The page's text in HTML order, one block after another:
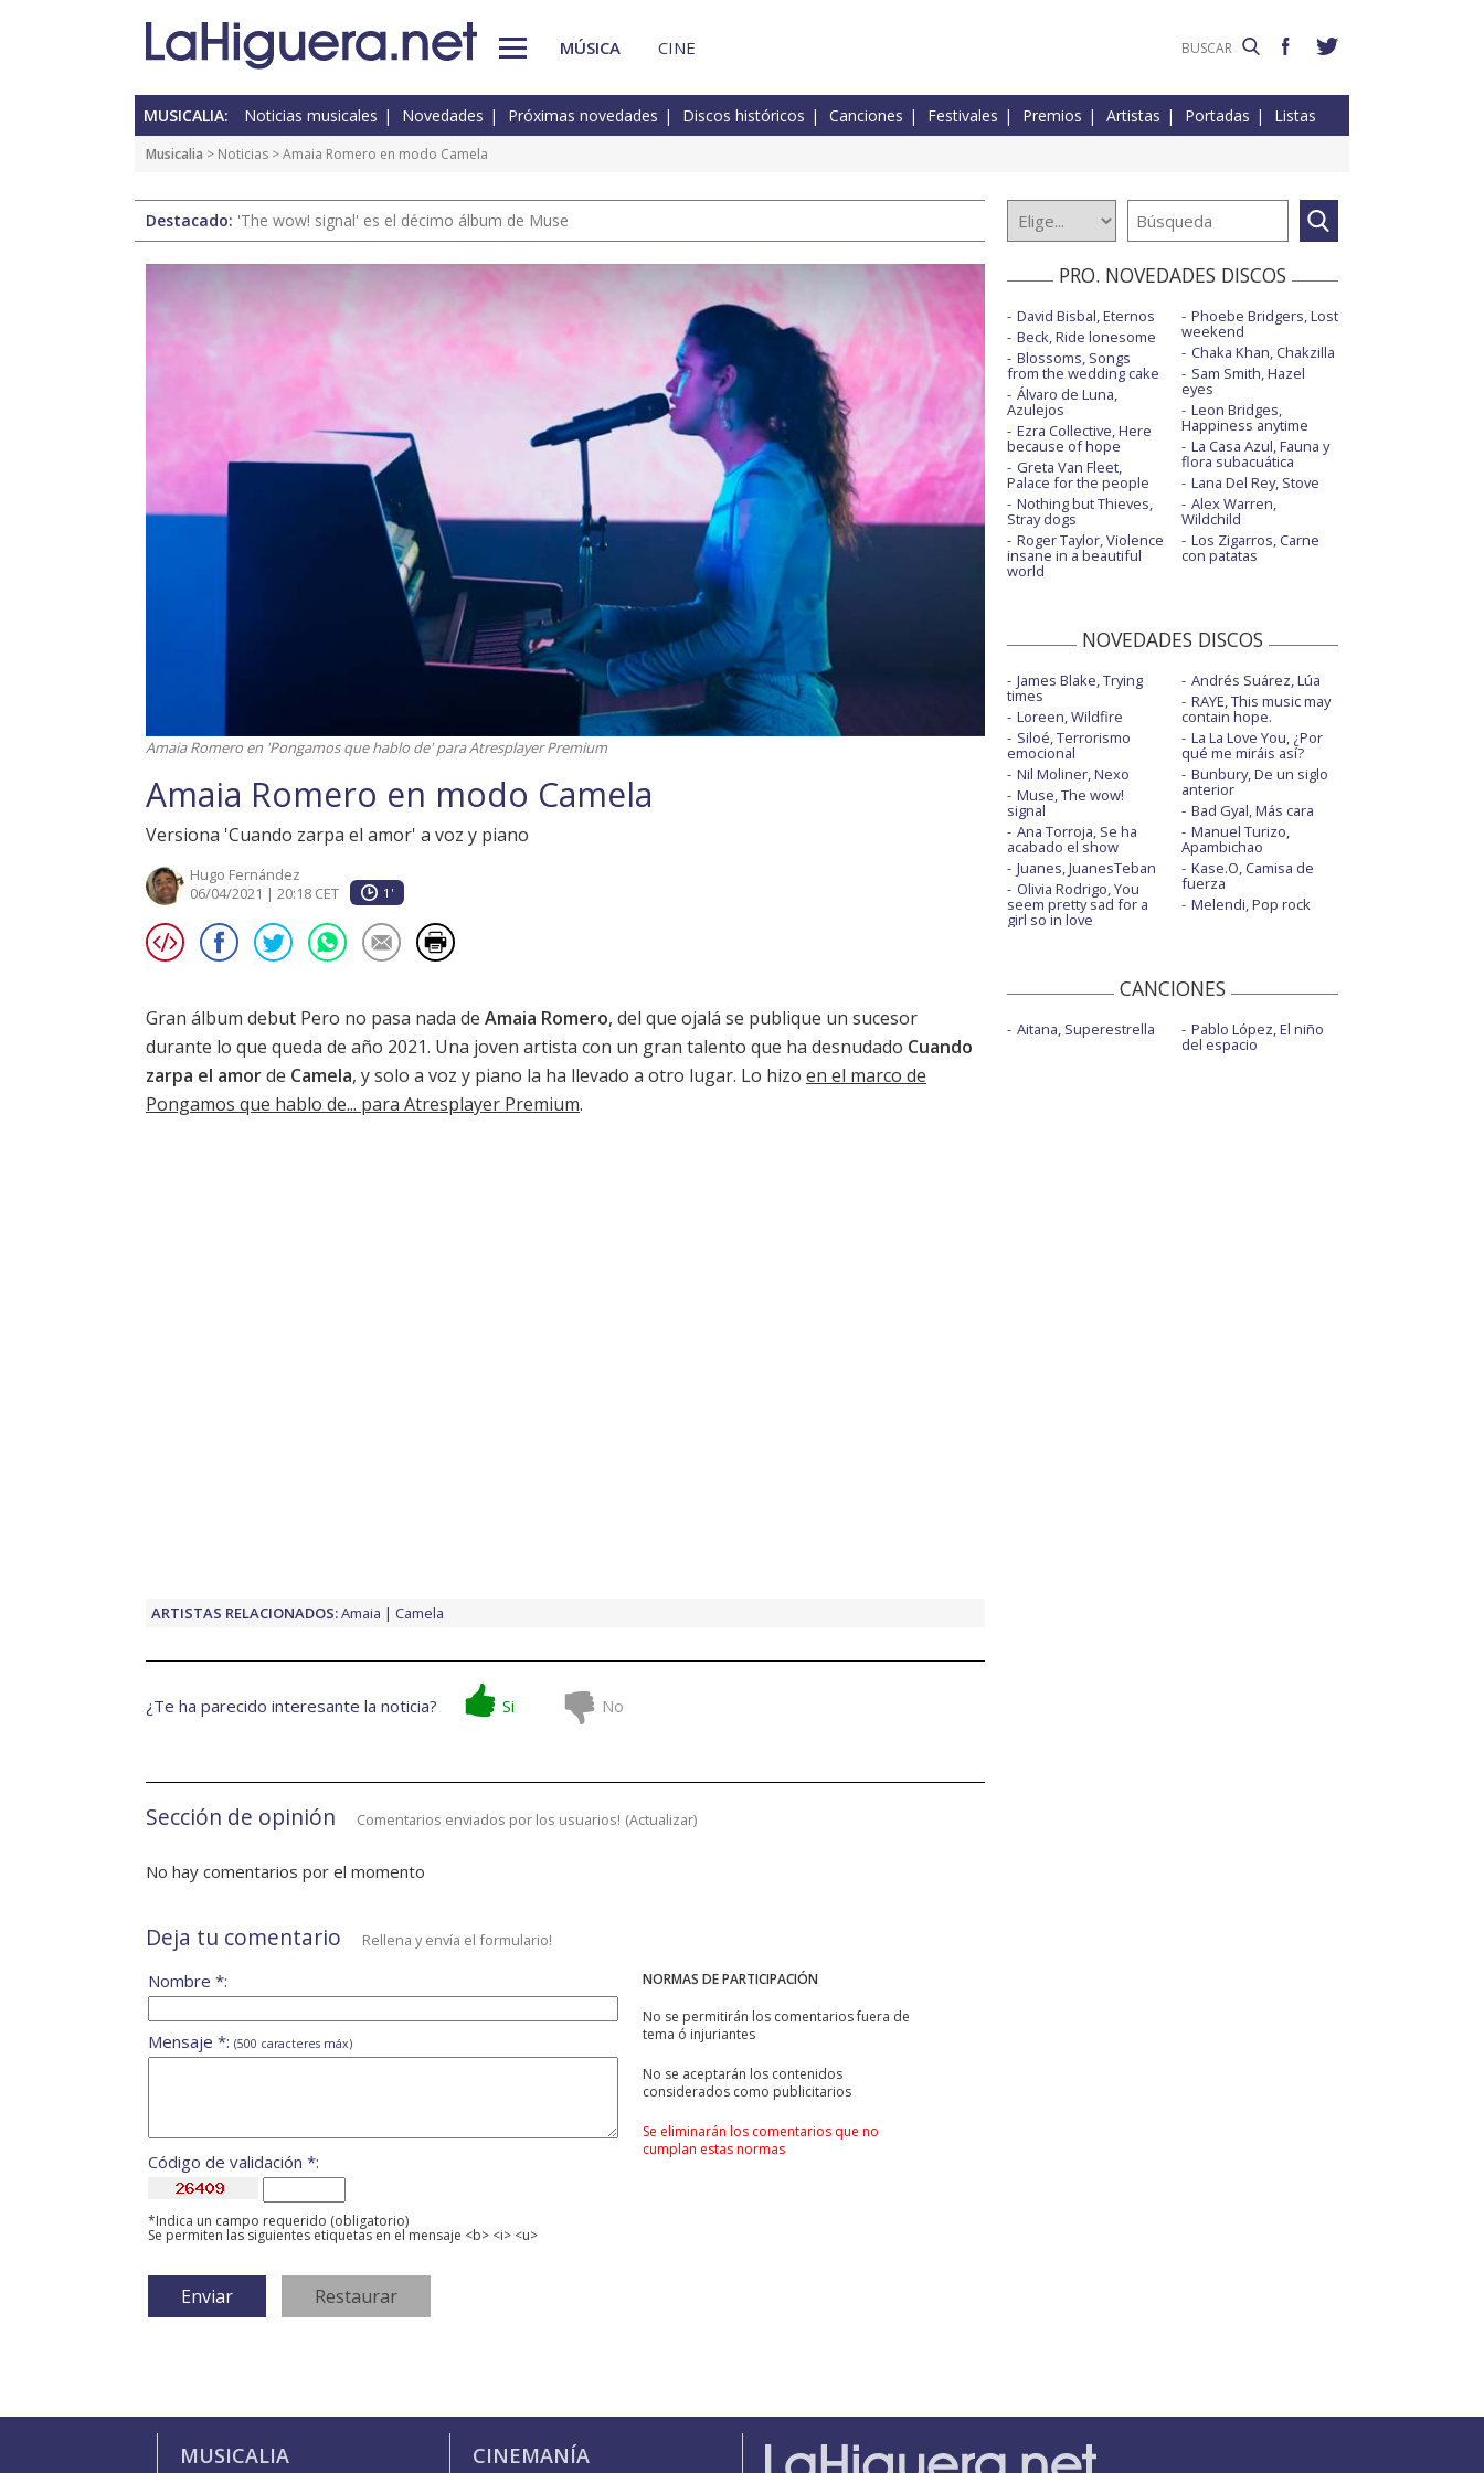
MÚSICA CINE
MUSICALIA: Noticias musicales Novedades Próximas novedades Discos históricos Canciones Festivales Premios Artistas Portadas Listas
Musicalia > Noticias > Amaia Romero en modo Camela
Destacado: 'The wow! signal' es el décimo álbum de Muse
Amaia Romero en 'Pongamos que hablo de' para Atresplayer Premium
Amaia Romero en modo Camela
Versiona 'Cuando zarpa el amor' a voz y piano
Hugo Fernández
06/04/2021 | 20:18 CET
1'
Gran álbum debut Pero no pasa nada de Amaia Romero, del que ojalá se publique un sucesor
durante lo que queda de año 2021. Una joven artista con un gran talento que ha desnudado Cuando
zarpa el amorde Camela, y solo a voz y piano la ha llevado a otro lugar. Lo hizo en el marco de
Pongamos que hablo de... para Atresplayer Premium.
ARTISTAS RELACIONADOS:Amaia Camela
¿Te ha parecido interesante la noticia? Si No
Sección de opinión Comentarios enviados por los usuarios! (Actualizar)
No hay comentarios por el momento
Deja tu comentario Rellena y envía el formulario!
NORMAS DE PARTICIPACIÓN
No se permitirán los comentarios fuera de
tema ó injuriantes
No se aceptarán los contenidos
considerados como publicitarios
Se eliminarán los comentarios que no
cumplan estas normas
Nombre *:
Mensaje *: (500 caracteres máx)
Código de validación *:
*Indica un campo requerido (obligatorio)
Se permiten las siguientes etiquetas en el mensaje <b> <i> <u>
PRO. NOVEDADES DISCOS
David Bisbal, Eternos
Beck, Ride lonesome
Blossoms, Songs
from the wedding cake
Álvaro de Luna,
Azulejos
Ezra Collective, Here
because of hope
Greta Van Fleet,
Palace for the people
Nothing but Thieves,
Stray dogs
Roger Taylor, Violence
insane in a beautiful
world
Phoebe Bridgers, Lost
weekend
Chaka Khan, Chakzilla
Sam Smith, Hazel
eyes
Leon Bridges,
Happiness anytime
La Casa Azul, Fauna y
flora subacuática
Lana Del Rey, Stove
Alex Warren,
Wildchild
Los Zigarros, Carne
con patatas
NOVEDADES DISCOS
James Blake, Trying
times
Loreen, Wildfire
Siloé, Terrorismo
emocional
Nil Moliner, Nexo
Muse, The wow!
signal
Ana Torroja, Se ha
acabado el show
Juanes, JuanesTeban
Olivia Rodrigo, You
seem pretty sad for a
girl so in love
Andrés Suárez, Lúa
RAYE, This music may
contain hope.
La La Love You, ¿Por
qué me miráis así?
Bunbury, De un siglo
anterior
Bad Gyal, Más cara
Manuel Turizo,
Apambichao
Kase.O, Camisa de
fuerza
Melendi, Pop rock
CANCIONES
Aitana, Superestrella Pablo López, El niño
del espacio
MUSICALIA CINEMANÍA